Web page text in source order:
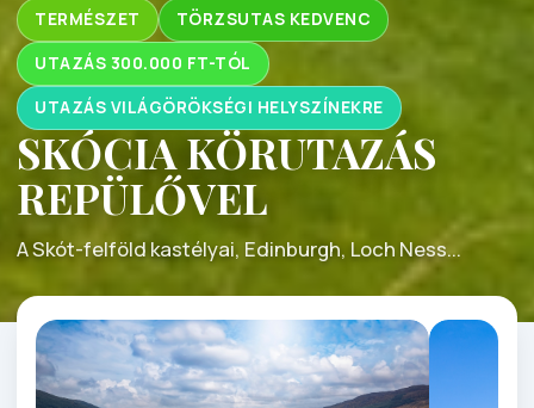
TERMÉSZET TÖRZSUTAS KEDVENC
UTAZÁS 300.000 FT-TÓL
UTAZÁS VILÁGÖRÖKSÉGI HELYSZÍNEKRE
SKÓCIA KÖRUTAZÁS
REPÜLŐVEL
A Skót-felföld kastélyai, Edinburgh, Loch Ness...